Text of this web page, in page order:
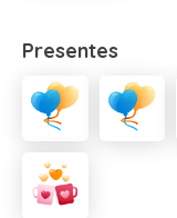
Presentes